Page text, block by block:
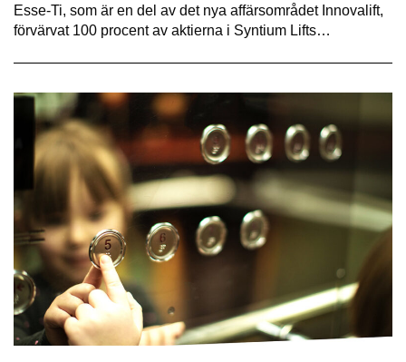
Esse-Ti, som är en del av det nya affärsområdet Innovalift,
förvärvat 100 procent av aktierna i Syntium Lifts…